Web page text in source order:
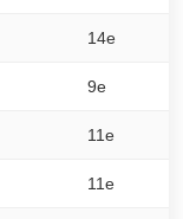
14e
9e
11e
11e